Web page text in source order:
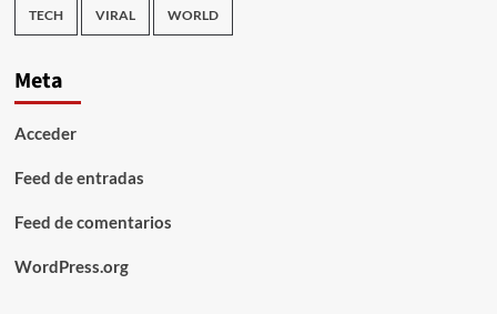
TECH VIRAL WORLD
Meta
Acceder
Feed de entradas
Feed de comentarios
WordPress.org